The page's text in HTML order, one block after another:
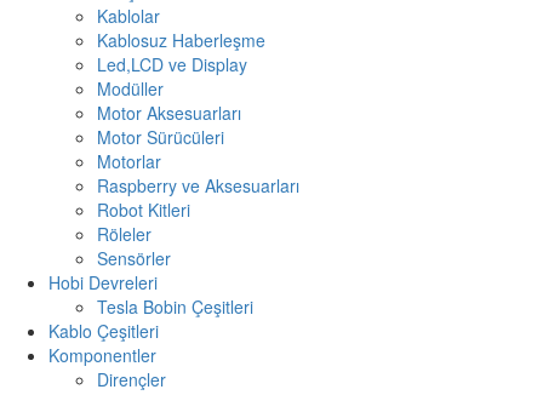
Kablolar
Kablosuz Haberleşme
Led,LCD ve Display
Modüller
Motor Aksesuarları
Motor Sürücüleri
Motorlar
Raspberry ve Aksesuarları
Robot Kitleri
Röleler
Sensörler
Hobi Devreleri
Tesla Bobin Çeşitleri
Kablo Çeşitleri
Komponentler
Dirençler